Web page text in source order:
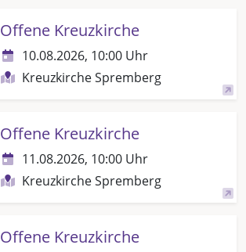
Offene Kreuzkirche
10.08.2026, 10:00 Uhr
Kreuzkirche Spremberg
Offene Kreuzkirche
11.08.2026, 10:00 Uhr
Kreuzkirche Spremberg
Offene Kreuzkirche